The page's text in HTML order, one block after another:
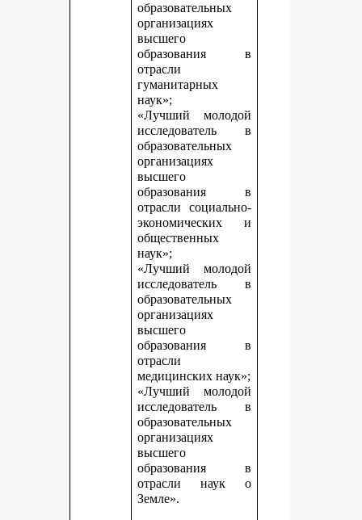
образовательных
организациях
высшего
образования в
отрасли
гуманитарных
наук»;
«Лучший молодой
исследователь в
образовательных
организациях
высшего
образования в
отрасли социально-
экономических и
общественных
наук»;
«Лучший молодой
исследователь в
образовательных
организациях
высшего
образования в
отрасли
медицинских наук»;
«Лучший молодой
исследователь в
образовательных
организациях
высшего
образования в
отрасли наук о
Земле».